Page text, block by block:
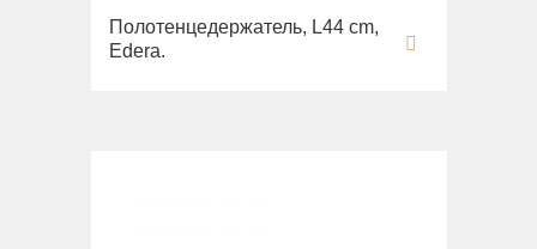
Полотенцедержатель, L44 cm,
Edera.